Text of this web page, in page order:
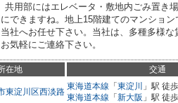
共用部にはエレベータ・敷地内ごみ置き
できますね。地上15階建てのマンショ
社へお任せ下さい。当社は、多種多様
気軽にご連絡下さい。
在地 交通
東淀川区西淡路
東海道本線 「 東淀川
」駅 徒
東海道本線 「 新大阪 」駅 徒